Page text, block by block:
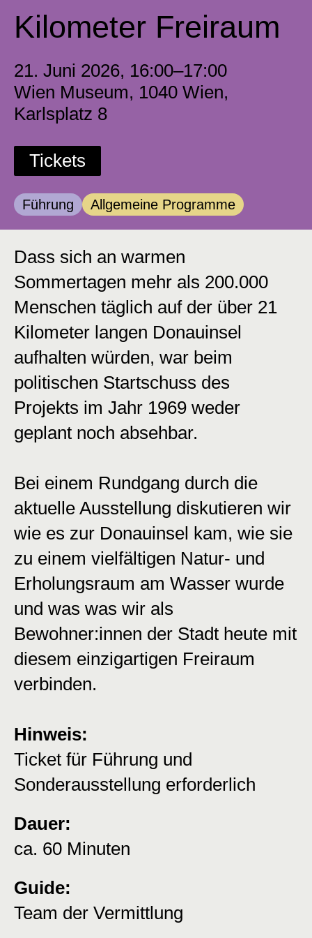
Kilometer Freiraum
21. Juni 2026, 16:00–17:00
Wien Museum, 1040 Wien,
Karlsplatz 8
Tickets
Kategorie:
Führung Kategorie:
Allgemeine Programme
Dass sich an warmen
Sommertagen mehr als 200.000
Menschen täglich auf der über 21
Kilometer langen Donauinsel
aufhalten würden, war beim
politischen Startschuss des
Projekts im Jahr 1969 weder
geplant noch absehbar.
Bei einem Rundgang durch die
aktuelle Ausstellung diskutieren wir
wie es zur Donauinsel kam, wie sie
zu einem vielfältigen Natur- und
Erholungsraum am Wasser wurde
und was was wir als
Bewohner:innen der Stadt heute mit
diesem einzigartigen Freiraum
verbinden.
Hinweis:
Ticket für Führung und
Sonderausstellung erforderlich
Dauer:
ca. 60 Minuten
Guide:
Team der Vermittlung